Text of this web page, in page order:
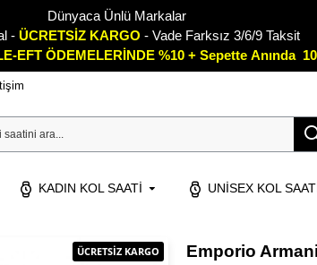
Dünyaca Ünlü Markalar
- ÜCRETSİZ KARGO - Vade Farksız 3/6/9 Taksit
EFT ÖDEMELERİNDE %10 + Sepette Anında
KADIN KOL SAATI UNISEX KOL
ÜCRETSİZ KARGO Emporio